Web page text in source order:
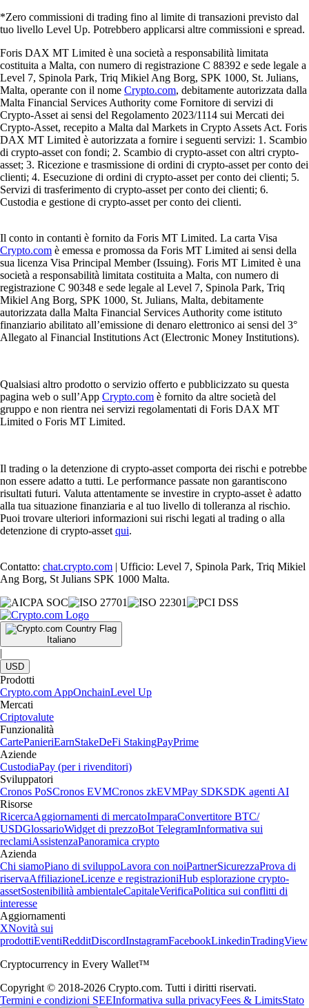
*Zero commissioni di trading fino al limite di transazioni previsto dal
tuo livello Level Up. Potrebbero applicarsi altre commissioni e spread.
Foris DAX MT Limited è una società a responsabilità limitata
costituita a Malta, con numero di registrazione C 88392 e sede legale a
Level 7, Spinola Park, Triq Mikiel Ang Borg, SPK 1000, St. Julians,
Malta, operante con il nome Crypto.com, debitamente autorizzata dalla
Malta Financial Services Authority come Fornitore di servizi di
Crypto-Asset ai sensi del Regolamento 2023/1114 sui Mercati dei
Crypto-Asset, recepito a Malta dal Markets in Crypto Assets Act. Foris
DAX MT Limited è autorizzata a fornire i seguenti servizi: 1. Scambio
di crypto-asset con fondi; 2. Scambio di crypto-asset con altri crypto-
asset; 3. Ricezione e trasmissione di ordini di crypto-asset per conto dei
clienti; 4. Esecuzione di ordini di crypto-asset per conto dei clienti; 5.
Servizi di trasferimento di crypto-asset per conto dei clienti; 6.
Custodia e gestione di crypto-asset per conto dei clienti.
Il conto in contanti è fornito da Foris MT Limited. La carta Visa
Crypto.com è emessa e promossa da Foris MT Limited ai sensi della
sua licenza Visa Principal Member (Issuing). Foris MT Limited è una
società a responsabilità limitata costituita a Malta, con numero di
registrazione C 90348 e sede legale al Level 7, Spinola Park, Triq
Mikiel Ang Borg, SPK 1000, St. Julians, Malta, debitamente
autorizzata dalla Malta Financial Services Authority come istituto
finanziario abilitato all’emissione di denaro elettronico ai sensi del 3°
Allegato al Financial Institutions Act (Electronic Money Institutions).
Qualsiasi altro prodotto o servizio offerto e pubblicizzato su questa
pagina web o sull’App Crypto.com è fornito da altre società del
gruppo e non rientra nei servizi regolamentati di Foris DAX MT
Limited o Foris MT Limited.
Il trading o la detenzione di crypto-asset comporta dei rischi e potrebbe
non essere adatto a tutti. Le performance passate non garantiscono
risultati futuri. Valuta attentamente se investire in crypto-asset è adatto
alla tua situazione finanziaria e al tuo livello di tolleranza al rischio.
Puoi trovare ulteriori informazioni sui rischi legati al trading o alla
detenzione di crypto-asset qui.
Contatto: chat.crypto.com | Ufficio: Level 7, Spinola Park, Triq Mikiel
Ang Borg, St Julians SPK 1000 Malta.
Italiano
|
USD
Prodotti
Crypto.com AppOnchainLevel Up
Mercati
Criptovalute
Funzionalità
CartePanieriEarnStakeDeFi StakingPayPrime
Aziende
CustodiaPay (per i rivenditori)
Sviluppatori
Cronos PoSCronos EVMCronos zkEVMPay SDKSDK agenti AI
Risorse
RicercaAggiornamenti di mercatoImparaConvertitore BTC/
USDGlossarioWidget di prezzoBot TelegramInformativa sui
reclamiAssistenzaPanoramica crypto
Azienda
Chi siamoPiano di sviluppoLavora con noiPartnerSicurezzaProva di
riservaAffiliazioneLicenze e registrazioniHub esplorazione crypto-
assetSostenibilità ambientaleCapitaleVerificaPolitica sui conflitti di
interesse
Aggiornamenti
XNovità sui
prodottiEventiRedditDiscordInstagramFacebookLinkedinTradingView
Cryptocurrency in Every Wallet™
Copyright © 2018-2026 Crypto.com. Tutti i diritti riservati.
Termini e condizioni SEEInformativa sulla privacyFees & LimitsStato